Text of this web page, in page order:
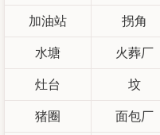
加油站 拐角
水塘 火葬厂
灶台 坟
猪圈 面包厂